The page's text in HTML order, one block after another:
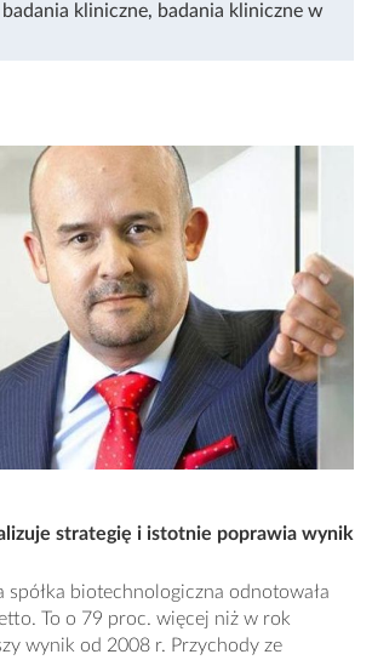
badania kliniczne, badania kliniczne w
strategię i istotnie poprawia wynik
spółka biotechnologiczna odnotowała
To o 79 proc. więcej niż w rok
wynik od 2008 r. Przychody ze